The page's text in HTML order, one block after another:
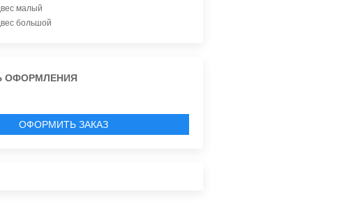
малый
большой
ОФОРМЛЕНИЯ
ОФОРМИТЬ ЗАКАЗ